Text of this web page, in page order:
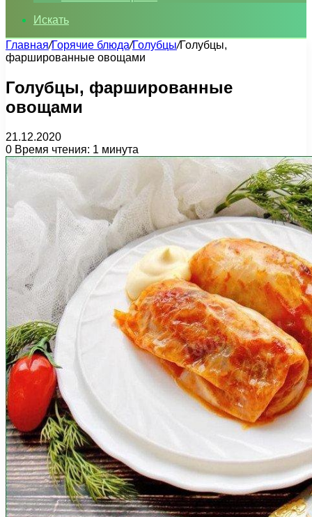
Искать
Главная/Горячие блюда/Голубцы/Голубцы,
фаршированные овощами
Голубцы, фаршированные
овощами
21.12.2020
0 Время чтения: 1 минута